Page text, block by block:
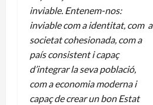
inviable. Entenem-nos:
inviable com a identitat, com a
societat cohesionada, com a
país consistent i capaç
d’integrar la seva població,
com a economia moderna i
capaç de crear un bon Estat